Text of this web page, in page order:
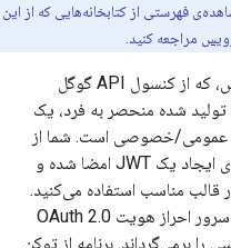
فهرستی از کتابخانه‌هایی که از این
مراجعه کنید.
اعتبارنامه‌های یک حساب کاربری سرویس، که از کنسول API گوگل
شده منحصر به فرد، یک
عمومی/خصوصی است. شما از
شناسه کلاینت و یک کلید خصوصی برای ایجاد یک JWT امضا شده و
مناسب استفاده می‌کنید.
سپس برنامه شما درخواست توکن را به سرور احراز هویت OAuth 2.0
برمی‌گرداند. برنامه از توکن